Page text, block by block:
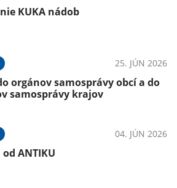
KUKA nádob
25. JÚN 2026
orgánov samosprávy obcí a do
samosprávy krajov
04. JÚN 2026
ANTIKU